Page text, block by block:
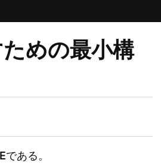
めの最小構
である。